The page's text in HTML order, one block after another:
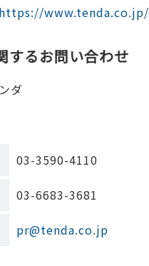
https://www.tenda.co.jp/
するお問い合わせ
ダ
03-3590-4110
03-6683-3681
pr@tenda.co.jp